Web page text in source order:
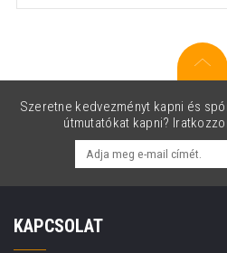
Szeretne kedvezményt kapni és
útmutatókat kapni?
KAPCSOLAT